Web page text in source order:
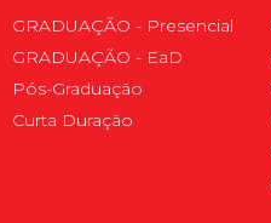
GRADUAÇÃO - Presencial
GRADUAÇÃO - EaD
Pós-Graduação
Curta Duração